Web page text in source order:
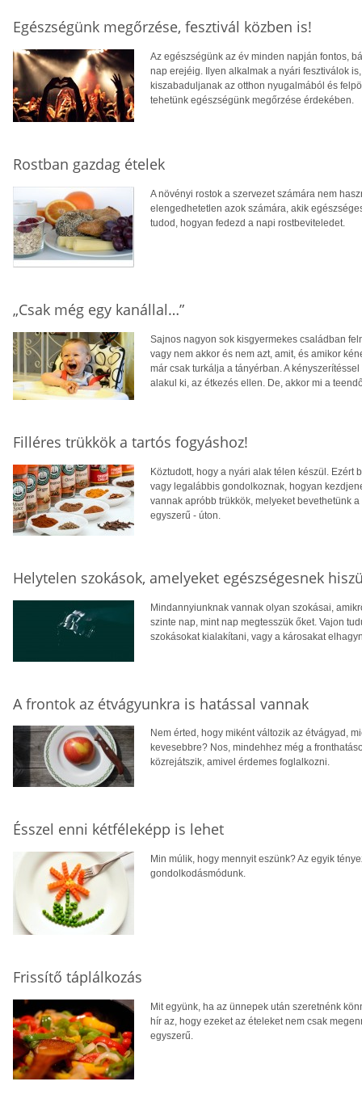
Egészségünk megőrzése, fesztivál közben is!
Az egészségünk az év minden napján fontos,
nap erejéig. Ilyen alkalmak a nyári fesztiválok
kiszabaduljanak az otthon nyugalmából és
tehetünk egészségünk megőrzése érdekében.
Rostban gazdag ételek
A növényi rostok a szervezet számára nem
elengedhetetlen azok számára, akik
tudod, hogyan fedezd a napi rostbeviteledet.
„Csak még egy kanállal…”
Sajnos nagyon sok kisgyermekes családban
vagy nem akkor és nem azt, amit, és amikor
már csak turkálja a tányérban. A
alakul ki, az étkezés ellen. De, akkor mi a
Filléres trükkök a tartós fogyáshoz!
Köztudott, hogy a nyári alak télen készül.
vagy legalábbis gondolkoznak, hogyan
vannak apróbb trükkök, melyeket bevethetünk
egyszerű - úton.
Helytelen szokások, amelyeket egészségesnek
Mindannyiunknak vannak olyan szokásai,
szinte nap, mint nap megtesszük őket. Vajon
szokásokat kialakítani, vagy a károsakat
A frontok az étvágyunkra is hatással vannak
Nem érted, hogy miként változik az étvágyad,
kevesebbre? Nos, mindehhez még a
közrejátszik, amivel érdemes foglalkozni.
Ésszel enni kétféleképp is lehet
Min múlik, hogy mennyit eszünk? Az egyik
gondolkodásmódunk.
Frissítő táplálkozás
Mit együnk, ha az ünnepek után szeretnénk
hír az, hogy ezeket az ételeket nem csak
egyszerű.